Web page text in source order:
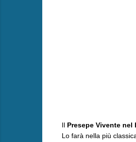
Il Presepe Vivente nel
Lo farà nella più